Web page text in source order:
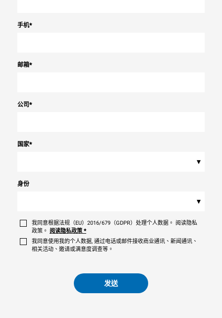
手机*
邮箱*
公司*
国家*
▾
身份
▾
我同意根据法规（EU）2016/679（GDPR）处理个人数据。 阅读隐私
政策。 阅读隐私政策 *
我同意使用我的个人数据, 通过电话或邮件接收商业通讯、新闻通讯、
相关活动、邀请或满意度调查等。
发送